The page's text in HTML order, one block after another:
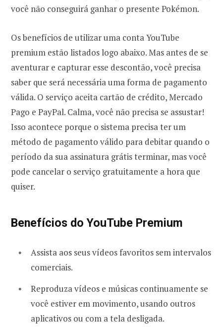
você não conseguirá ganhar o presente Pokémon.
Os benefícios de utilizar uma conta YouTube
premium estão listados logo abaixo. Mas antes de se
aventurar e capturar esse descontão, você precisa
saber que será necessária uma forma de pagamento
válida. O serviço aceita cartão de crédito, Mercado
Pago e PayPal. Calma, você não precisa se assustar!
Isso acontece porque o sistema precisa ter um
método de pagamento válido para debitar quando o
período da sua assinatura grátis terminar, mas você
pode cancelar o serviço gratuitamente a hora que
quiser.
Benefícios do YouTube Premium
Assista aos seus vídeos favoritos sem intervalos
comerciais.
Reproduza vídeos e músicas continuamente se
você estiver em movimento, usando outros
aplicativos ou com a tela desligada.